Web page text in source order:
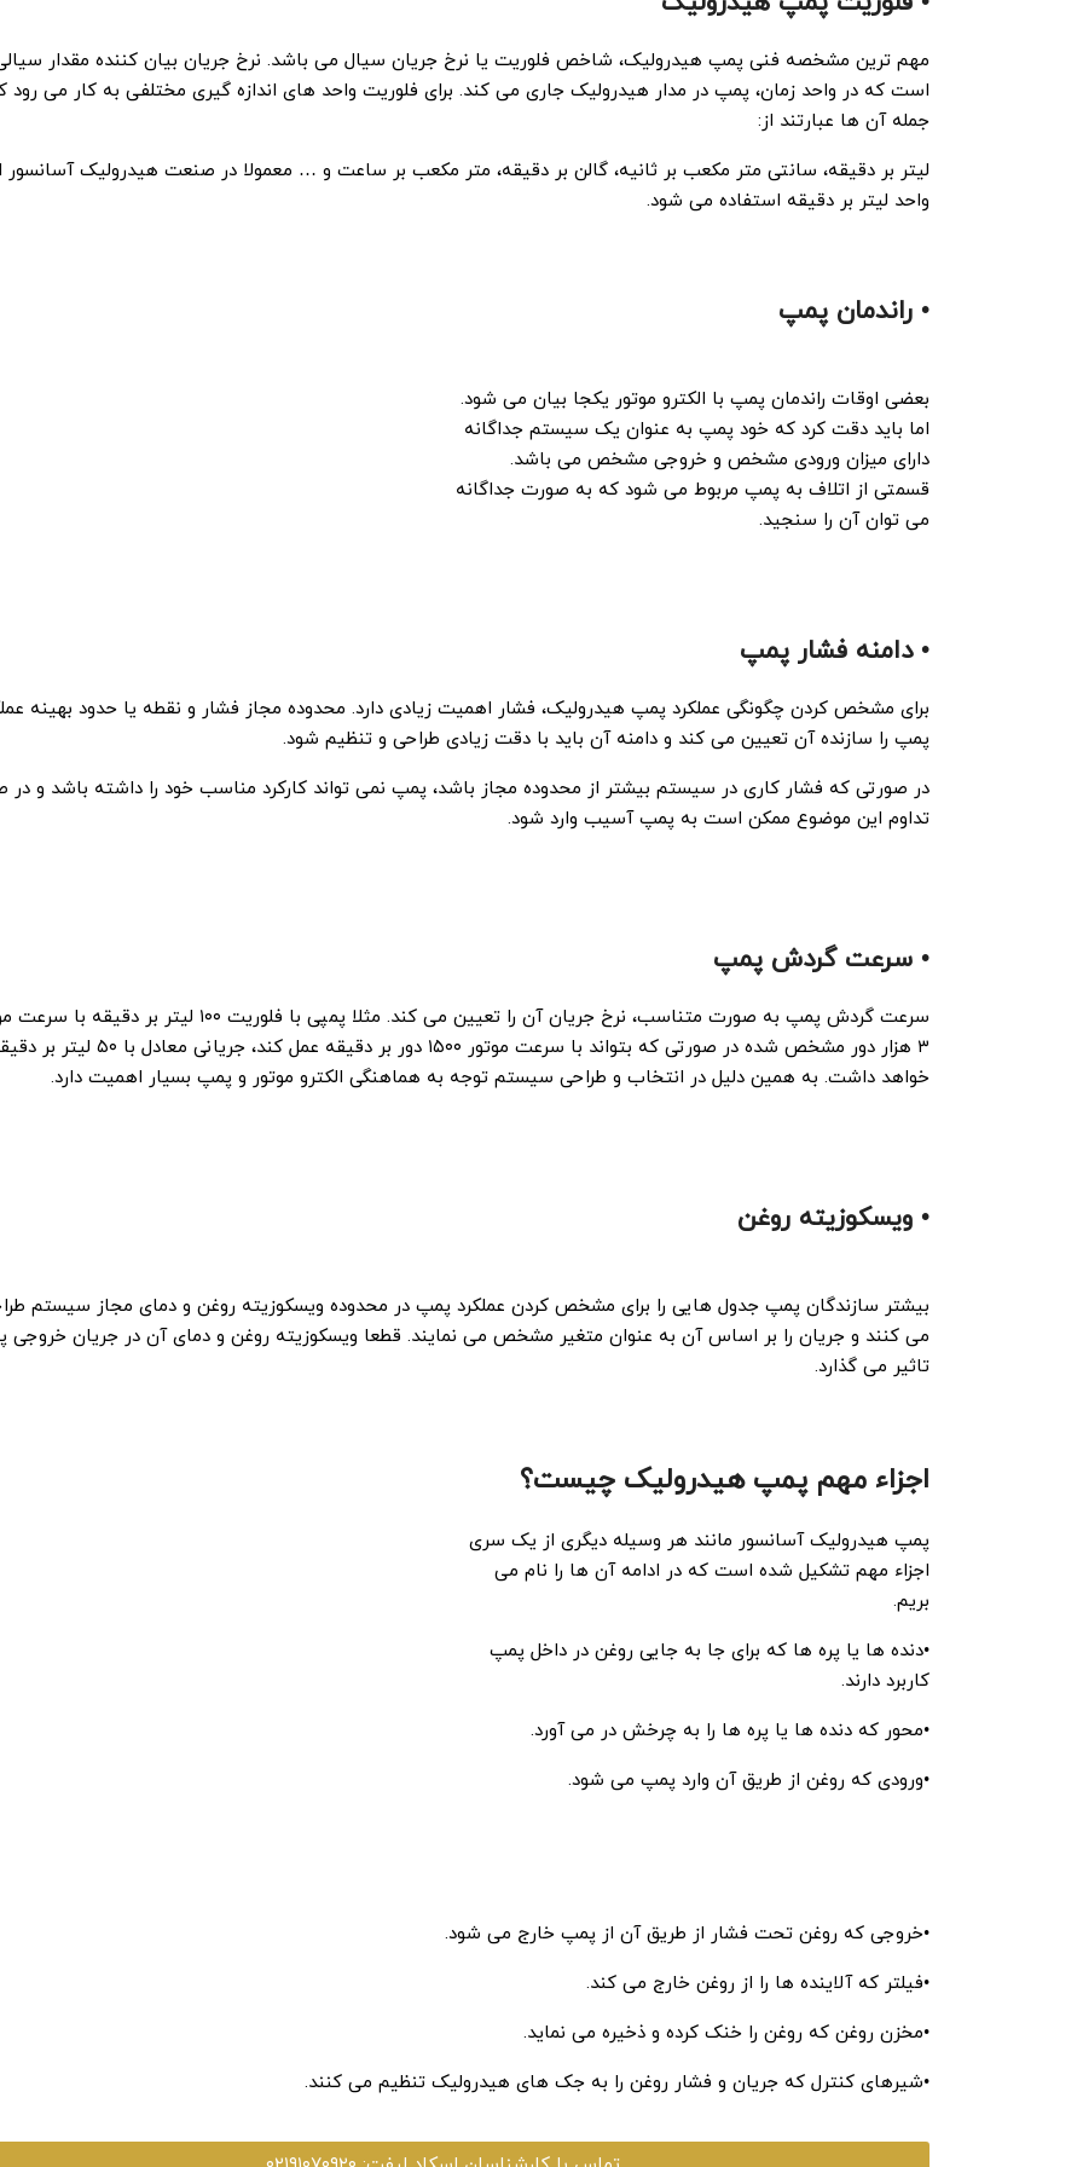
مهم ترین مشخصه فنی پمپ هیدرولیک، شاخص فلوریت یا نرخ جریان سیال می باشد. نرخ جریان بیان کننده مقدار
است که در واحد زمان، پمپ در مدار هیدرولیک جاری می کند. برای فلوریت واحد های اندازه گیری مختلفی به کار می رود
جمله آن ها عبارتند از:
لیتر بر دقیقه، سانتی متر مکعب بر ثانیه، گالن بر دقیقه، متر مکعب بر ساعت و … معمولا در صنعت هیدرولیک آسانسور
واحد لیتر بر دقیقه استفاده می شود.
• راندمان پمپ
بعضی اوقات راندمان پمپ با الکترو موتور یکجا بیان می شود.
اما باید دقت کرد که خود پمپ به عنوان یک سیستم جداگانه
دارای میزان ورودی مشخص و خروجی مشخص می باشد.
قسمتی از اتلاف به پمپ مربوط می شود که به صورت جداگانه
می توان آن را سنجید.
• دامنه فشار پمپ
برای مشخص کردن چگونگی عملکرد پمپ هیدرولیک، فشار اهمیت زیادی دارد. محدوده مجاز فشار و نقطه یا حدود بهینه
پمپ را سازنده آن تعیین می کند و دامنه آن باید با دقت زیادی طراحی و تنظیم شود.
در صورتی که فشار کاری در سیستم بیشتر از محدوده مجاز باشد، پمپ نمی تواند کارکرد مناسب خود را داشته باشد و
تداوم این موضوع ممکن است به پمپ آسیب وارد شود.
• سرعت گردش پمپ
سرعت گردش پمپ به صورت متناسب، نرخ جریان آن را تعیین می کند. مثلا پمپی با فلوریت ۱۰۰ لیتر بر
۳ هزار دور مشخص شده در صورتی که بتواند با سرعت موتور ۱۵۰۰ دور بر دقیقه عمل کند، جریانی معادل با
خواهد داشت. به همین دلیل در انتخاب و طراحی سیستم توجه به هماهنگی الکترو موتور و پمپ بسیار اهمیت دارد.
• ویسکوزیته روغن
بیشتر سازندگان پمپ جدول هایی را برای مشخص کردن عملکرد پمپ در محدوده ویسکوزیته روغن و دمای مجاز سیستم
می کنند و جریان را بر اساس آن به عنوان متغیر مشخص می نمایند. قطعا ویسکوزیته روغن و دمای آن در جریان خروجی
تاثیر می گذارد.
اجزاء مهم پمپ هیدرولیک چیست؟
پمپ هیدرولیک آسانسور مانند هر وسیله دیگری از یک سری
اجزاء مهم تشکیل شده است که در ادامه آن ها را نام می
بریم.
•دنده ها یا پره ها که برای جا به جایی روغن در داخل پمپ
کاربرد دارند.
•محور که دنده ها یا پره ها را به چرخش در می آورد.
•ورودی که روغن از طریق آن وارد پمپ می شود.
•خروجی که روغن تحت فشار از طریق آن از پمپ خارج می شود.
•فیلتر که آلاینده ها را از روغن خارج می کند.
•مخزن روغن که روغن را خنک کرده و ذخیره می نماید.
•شیرهای کنترل که جریان و فشار روغن را به جک های هیدرولیک تنظیم می کنند.